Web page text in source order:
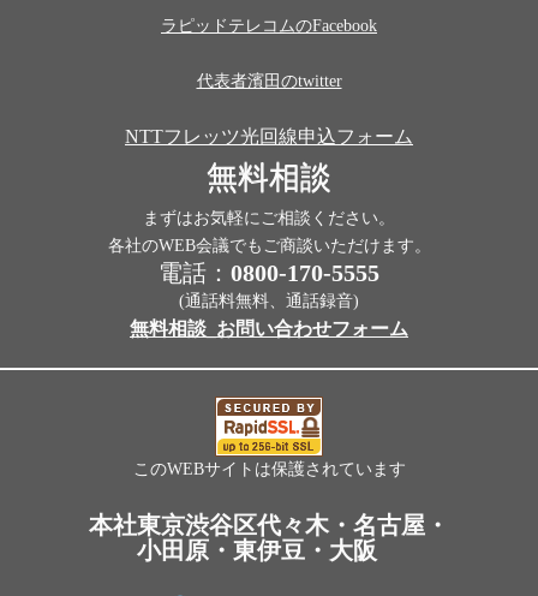
ラピッドテレコムのFacebook
代表者濱田のtwitter
NTTフレッツ光回線申込フォーム
無料相談
まずはお気軽にご相談ください。
各社のWEB会議でもご商談いただけます。
電話： 0800-170-5555
(通話料無料、通話録音)
無料相談_お問い合わせフォーム
このWEBサイトは保護されています
本社東京渋谷区代々木・名古屋・
小田原・東伊豆・大阪